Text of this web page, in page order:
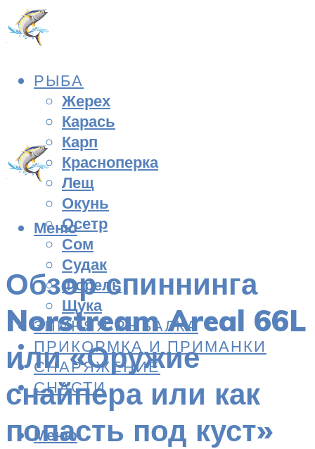
РЫБА
Жерех
Карась
Карп
Красноперка
Лещ
Окунь
Осетр
Сом
Судак
Форель
Щука
ЗИМНЯЯ РЫБАЛКА
ПРИКОРМКА И ПРИМАНКИ
СНАРЯЖЕНИЕ
СНАСТИ
Меню
Меню
Обзор спиннинга
Norstream Areal 66L
или «Оружие
снайпера или как
попасть под куст»